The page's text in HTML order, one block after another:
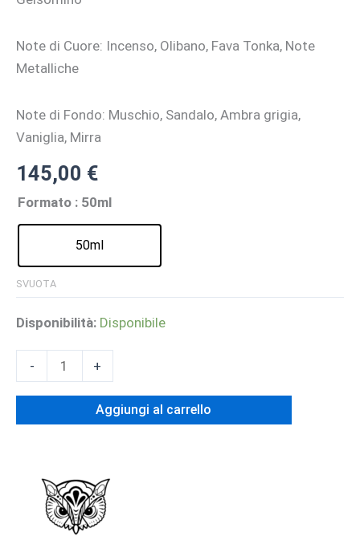
Note di Cuore: Incenso, Olibano, Fava Tonka, Note
Metalliche
Note di Fondo: Muschio, Sandalo, Ambra grigia,
Vaniglia, Mirra
145,00 €
Formato : 50ml
50ml
SVUOTA
Disponibilità: Disponibile
-
BLOODY
SMOKE
Extrait
quantità
+
Aggiungi al carrello